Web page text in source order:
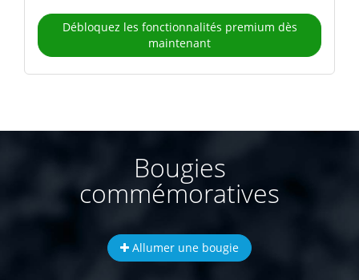
Débloquez les fonctionnalités premium dès
maintenant
Bougies
commémoratives
Allumer une bougie